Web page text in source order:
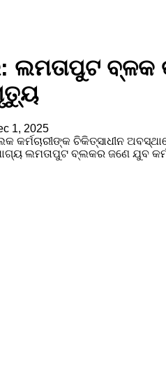
ବ୍ଳକ
1, 2025
କର୍ମଚାରୀଙ୍କ ଚିକିତ୍ସାଧୀନ
ଲମତାପୁଟ ବ୍ଲକର ଜଣେ ଯୁବ